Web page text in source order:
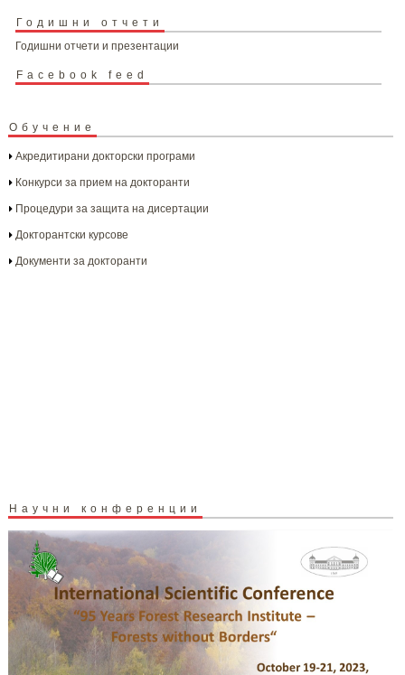
Годишни отчети
Годишни отчети и презентации
Facebook feed
Обучение
Акредитирани докторски програми
Конкурси за прием на докторанти
Процедури за защита на дисертации
Докторантски курсове
Документи за докторанти
Научни конференции